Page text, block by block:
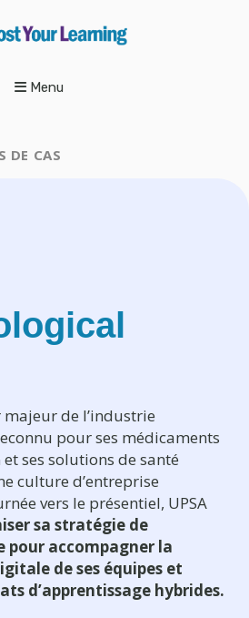
Menu
DE CAS
majeur de l’industrie
pour ses médicaments
ses solutions de santé
culture d’entreprise
vers le présentiel, UPSA
sa stratégie de
accompagner la
de ses équipes et
d’apprentissage hybrides.